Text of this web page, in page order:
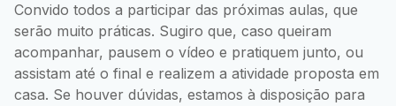
Convido todos a participar das próximas aulas, que
serão muito práticas. Sugiro que, caso queiram
acompanhar, pausem o vídeo e pratiquem junto, ou
assistam até o final e realizem a atividade proposta em
casa. Se houver dúvidas, estamos à disposição para